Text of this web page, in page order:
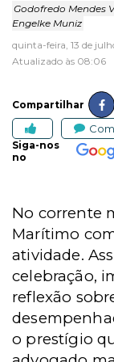
Godofredo Mendes
Engelke Muniz
quinta-feira, 13 de
Atualizado às 08:06
Compartilhar
Siga-nos
no
No corrente
Marítimo
atividade.
celebração,
reflexão
o prestígio